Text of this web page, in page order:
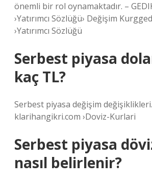
önemli bir rol oynamaktadır. – GEDIK
›Yatırımcı Sözlüğü› Değişim
›Yatırımcı Sözlüğü
Serbest piyasa
kaç TL?
Serbest piyasa değişim
klarihangikri.com ›Doviz-Kurlari
Serbest piyasa
nasıl belirlenir?